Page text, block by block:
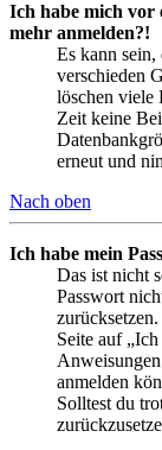
Ich habe mich
mehr anmelden?!
Es kann
verschieden
löschen viele
Zeit keine
erneut und
Nach oben
Ich habe mein
Das ist nicht
Passwort
Seite auf
anmelden
Solltest du